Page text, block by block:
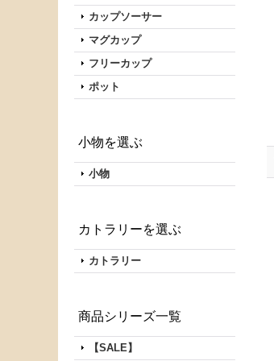
カップソーサー
マグカップ
フリーカップ
ポット
小物を選ぶ
小物
カトラリーを選ぶ
カトラリー
商品シリーズ一覧
【SALE】